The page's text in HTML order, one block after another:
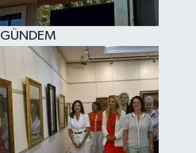
GÜNDEM